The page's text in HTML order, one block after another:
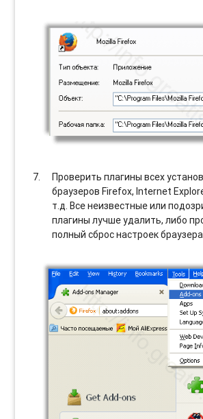
Проверить плагины всех
браузеров Firefox, Internet
т.д. Все неизвестные или
плагины лучше удалить, либо
полный сброс настроек